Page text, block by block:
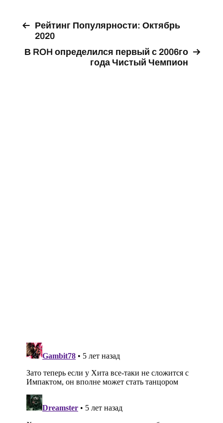
Рейтинг Популярности: Октябрь
2020
В ROH определился первый с 2006го
года Чистый Чемпион